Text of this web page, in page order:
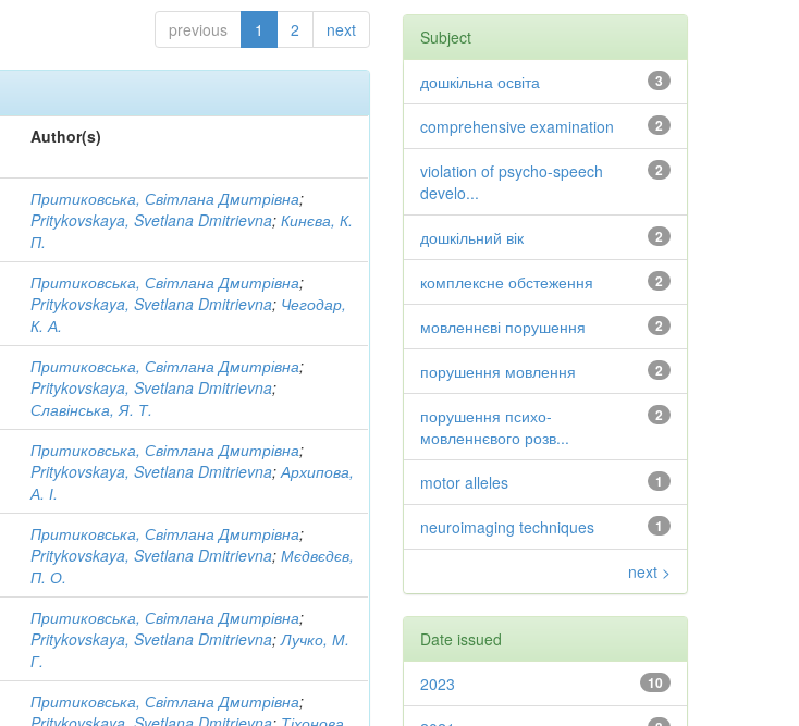
previous 1 2 next
Author(s)
Притиковська, Світлана Дмитрівна;
Pritykovskaya, Svetlana Dmitrievna;Кинєва, К.
П.
Притиковська, Світлана Дмитрівна;
Pritykovskaya, Svetlana Dmitrievna; Чегодар,
К. А.
Притиковська, Світлана Дмитрівна;
Pritykovskaya, Svetlana Dmitrievna;
Славінська, Я. Т.
Притиковська, Світлана Дмитрівна;
Pritykovskaya, Svetlana Dmitrievna;Архипова,
А. І.
Притиковська, Світлана Дмитрівна;
Pritykovskaya, Svetlana Dmitrievna;Мєдвєдєв,
П. О.
Притиковська, Світлана Дмитрівна;
Pritykovskaya, Svetlana Dmitrievna;Лучко, М.
Г.
Притиковська, Світлана Дмитрівна;
Subject
3
дошкільна освіта
2
comprehensive examination
2
violation of psycho-speech
develo...
2
дошкільний вік
2
комплексне обстеження
2
мовленнєві порушення
2
порушення мовлення
2
порушення психо-
мовленнєвого розв...
1
motor alleles
1
neuroimaging techniques
next >
Date issued
10
2023